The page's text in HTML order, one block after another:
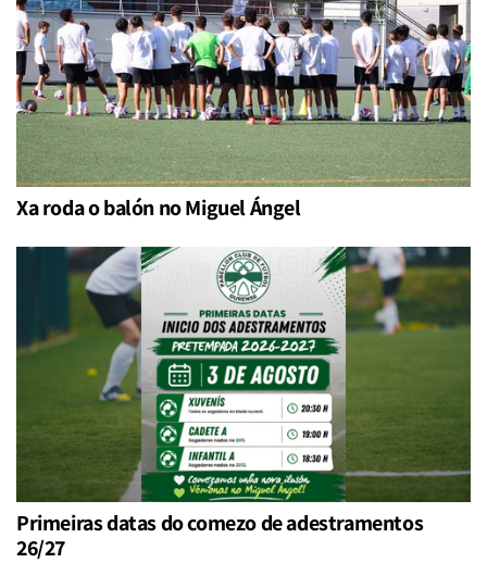
Xa roda o balón no Miguel Ángel
Primeiras datas do comezo de adestramentos
26/27